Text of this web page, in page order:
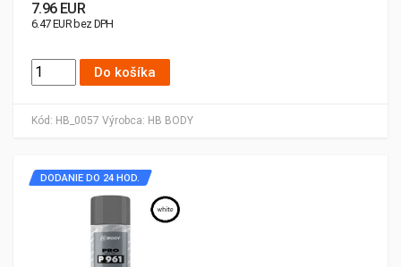
Kód: HB_0057 Výrobca: HB BODY
7.96 EUR
6.47 EUR bez DPH
Do košíka
DODANIE DO 24 HOD.